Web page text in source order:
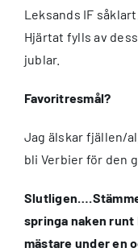
Leksands IF
Hjärtat fylls av
jublar.
Favoritresmål?
Jag älskar fjällen/
bli Verbier för den
springa naken runt
mästare under en